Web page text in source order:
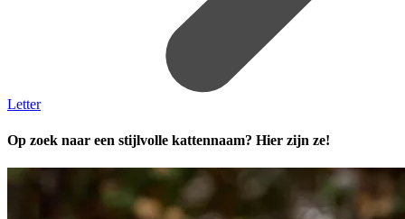
Letter
Op zoek naar een stijlvolle kattennaam? Hier zijn ze!